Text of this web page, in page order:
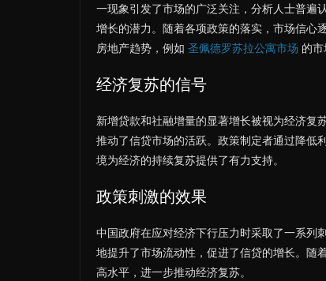
一现象引发了市场的广泛关注，分析人士普遍
增长的潜力。随着各项政策的落实，市场信心
房地产趋势，例如 圣佩德罗苏拉公寓市场 的市
经济复苏的信号
新增贷款和社融增量的显著增长被视为经济复
推动了信贷市场的活跃。政策制定者通过降低
境为经济的持续复苏提供了有力支持。
政策刺激的效果
中国政府在应对经济下行压力时采取了一系列
地提升了市场流动性，促进了信贷的增长。随
高水平，进一步推动经济复苏。